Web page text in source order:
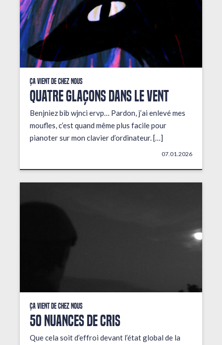
Ça vient de chez nous
QUATRE GLAÇONS DANS LE VENT
Benjniez bib wjnci ervp… Pardon, j’ai enlevé mes
moufles, c’est quand même plus facile pour
pianoter sur mon clavier d’ordinateur. […]
07.01.2026
Ça vient de chez nous
50 NUANCES DE CRIS
Que cela soit d’effroi devant l’état global de la